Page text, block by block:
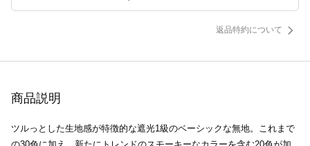
返品特約について
商品説明
ツルっとした生地感が特徴的な遮光1級のベーシックな無地。これまで
の30色に加え、新たにトレンドのスモーキーなカラーを含む20色が加